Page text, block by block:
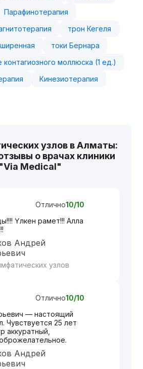
Парафинотерапия
трон Кегеля
токи Бернара
контагиозного моллюска (1 ед.)
Кинезиотерапия
узлов в Алматы:
о врачах клиники
"Via Medical"
Отлично10/10
Үлкен рақмет!!! Алла
Андрей
узлов
Отлично10/10
— настоящий
Чувствуется 25 лет
аккуратный,
Андрей